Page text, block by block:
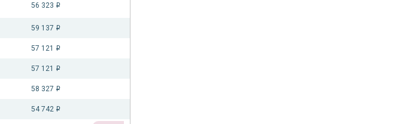
56 323 i
59 137 i
57 121 i
57 121 i
58 327 i
54 742 i